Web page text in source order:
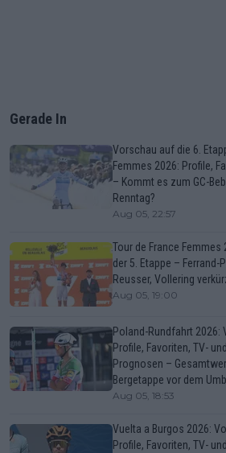
Gerade In
Vorschau auf die 6.
Femmes 2026: Profile,
– Kommt es zum GC-
Renntag?
Aug 05, 22:57
Tour de France
der 5. Etappe –
Reusser, Vollering
Aug 05, 19:00
Poland-Rundfahrt 2026:
Profile, Favoriten, TV-
Prognosen –
Bergetappe vor dem
Aug 05, 18:53
Vuelta a Burgos 2026:
Profile, Favoriten, TV-